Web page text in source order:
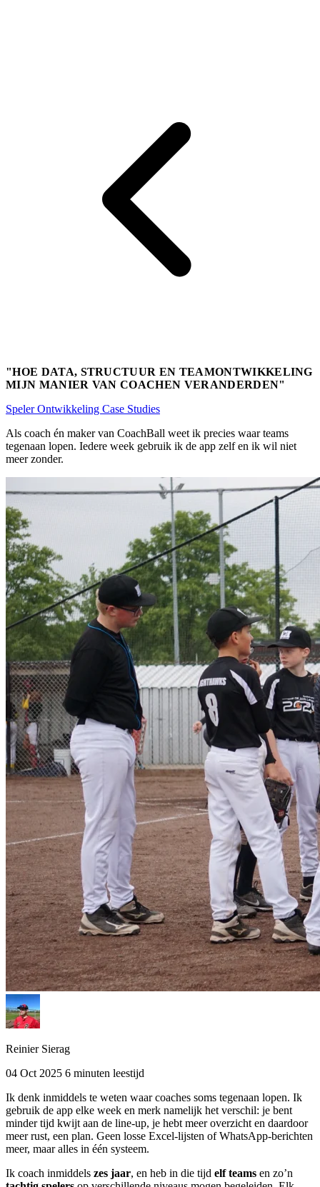
"HOE DATA, STRUCTUUR EN TEAMONTWIKKELING
MIJN MANIER VAN COACHEN VERANDERDEN"
Speler Ontwikkeling Case Studies
Als coach én maker van CoachBall weet ik precies waar teams
tegenaan lopen. Iedere week gebruik ik de app zelf en ik wil niet
meer zonder.
Reinier Sierag
04 Oct 2025 6 minuten leestijd
Ik denk inmiddels te weten waar coaches soms tegenaan lopen. Ik
gebruik de app elke week en merk namelijk het verschil: je bent
minder tijd kwijt aan de line-up, je hebt meer overzicht en daardoor
meer rust, een plan. Geen losse Excel-lijsten of WhatsApp-berichten
meer, maar alles in één systeem.
Ik coach inmiddels zes jaar, en heb in die tijd elf teams en zo’n